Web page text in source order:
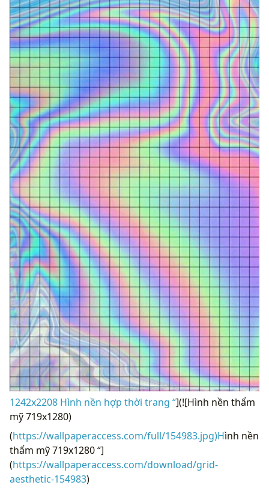
1242x2208 Hình nền hợp thời trang “](![Hình nền thẩm
mỹ 719x1280)
(https://wallpaperaccess.com/full/154983.jpg)Hình nền
thẩm mỹ 719x1280 “]
(https://wallpaperaccess.com/download/grid-
aesthetic-154983)